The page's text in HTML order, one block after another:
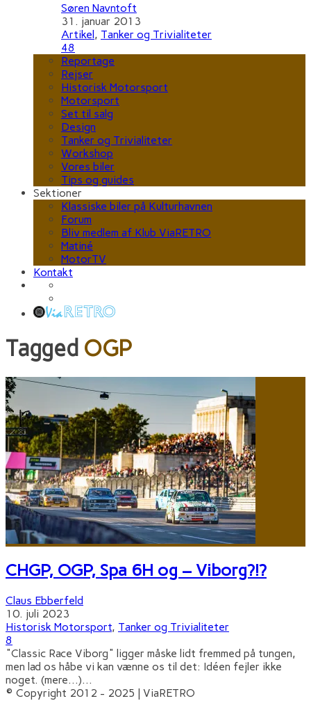
Søren Navntoft
31. januar 2013
Artikel, Tanker og Trivialiteter
48
Reportage
Rejser
Historisk Motorsport
Motorsport
Set til salg
Design
Tanker og Trivialiteter
Workshop
Vores biler
Tips og guides
Sektioner
Klassiske biler på Kulturhavnen
Forum
Bliv medlem af Klub ViaRETRO
Matiné
MotorTV
Kontakt
Tagged OGP
CHGP, OGP, Spa 6H og – Viborg?!?
Claus Ebberfeld
10. juli 2023
Historisk Motorsport, Tanker og Trivialiteter
8
"Classic Race Viborg" ligger måske lidt fremmed på tungen,
men lad os håbe vi kan vænne os til det: Idéen fejler ikke
noget. (mere…)...
© Copyright 2012 - 2025 | ViaRETRO